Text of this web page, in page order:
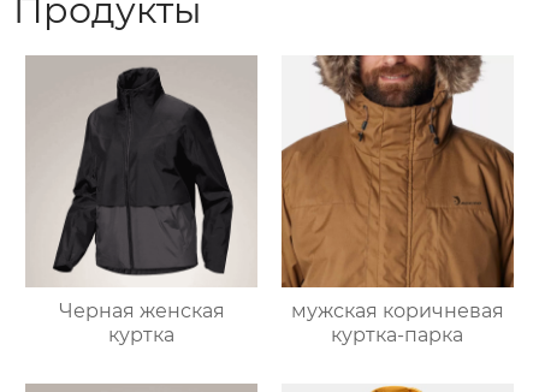
Продукты
Черная женская
куртка
мужская коричневая
куртка-парка